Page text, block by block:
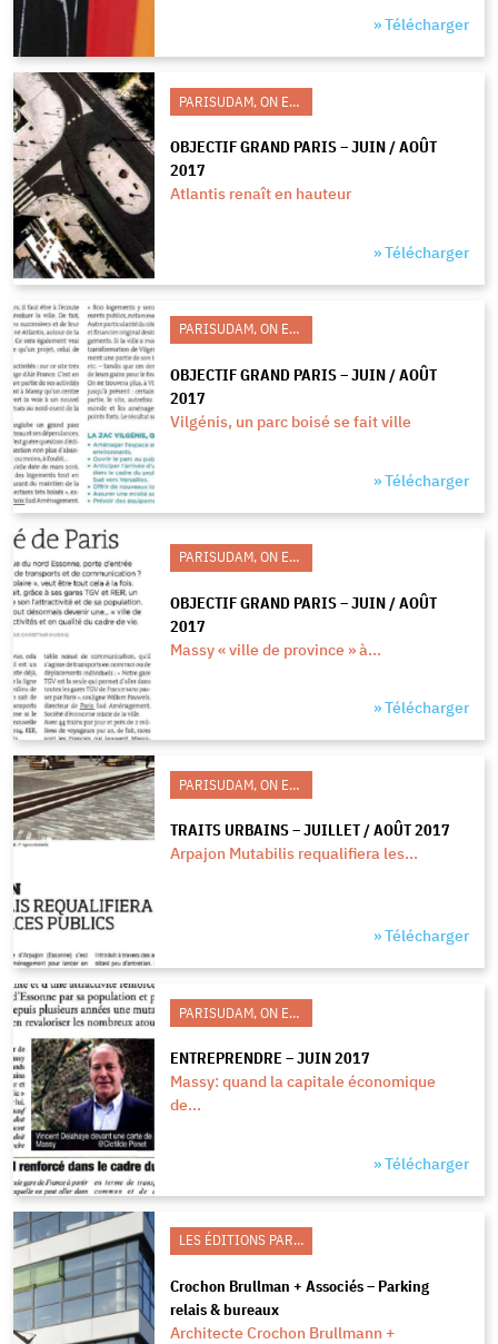
» Télécharger
PARISUDAM, ON EN PARLE
OBJECTIF GRAND PARIS – JUIN / AOÛT
2017
Atlantis renaît en hauteur
» Télécharger
PARISUDAM, ON EN PARLE
OBJECTIF GRAND PARIS – JUIN / AOÛT
2017
Vilgénis, un parc boisé se fait ville
» Télécharger
PARISUDAM, ON EN PARLE
OBJECTIF GRAND PARIS – JUIN / AOÛT
2017
Massy « ville de province » à...
» Télécharger
PARISUDAM, ON EN PARLE
TRAITS URBAINS – JUILLET / AOÛT 2017
Arpajon Mutabilis requalifiera les...
» Télécharger
PARISUDAM, ON EN PARLE
ENTREPRENDRE – JUIN 2017
Massy: quand la capitale économique
de...
» Télécharger
LES ÉDITIONS PARISUDAM
Crochon Brullman + Associés – Parking
relais & bureaux
Architecte Crochon Brullmann +